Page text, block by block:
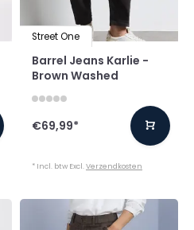
Street One
Barrel Jeans Karlie -
Brown Washed
€69,99*
* Incl. btw Excl.Verzendkosten